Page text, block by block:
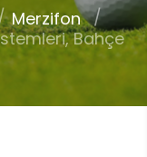
Merzifon
Bahçe